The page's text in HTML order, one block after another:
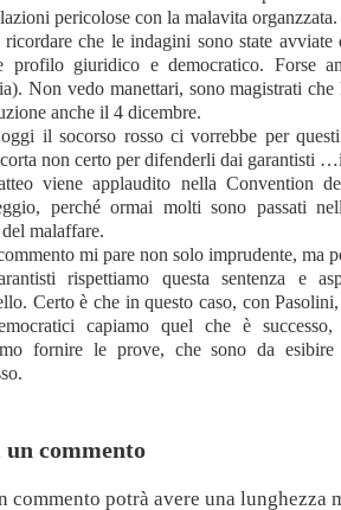
pericolose con la malavita organzzata.
che le indagini sono state avviate
profilo giuridico e democratico. Forse
Non vedo manettari, sono magistrati che
anche il 4 dicembre.
il socorso rosso ci vorrebbe per
non certo per difenderli dai garantisti
viene applaudito nella Convention
perché ormai molti sono passati
malaffare.
mi pare non solo imprudente, ma
rispettiamo questa sentenza e
Certo è che in questo caso, con
capiamo quel che è
fornire le prove, che sono da
commento
commento potrà avere una lunghezza